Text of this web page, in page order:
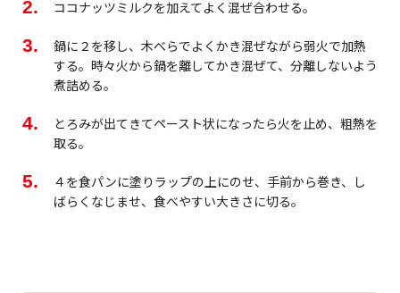
ココナッツミルクを加えてよく混ぜ合わせる。
鍋に２を移し、木べらでよくかき混ぜながら弱火で加熱
する。時々火から鍋を離してかき混ぜて、分離しないよう
煮詰める。
とろみが出てきてペースト状になったら火を止め、粗熱を
取る。
４を食パンに塗りラップの上にのせ、手前から巻き、し
ばらくなじませ、食べやすい大きさに切る。